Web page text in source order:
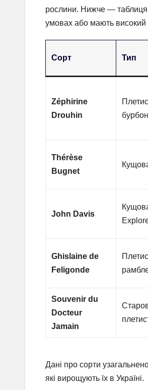
рослини. Нижче — таблиця
умовах або мають високий
Сорт Тип
Zéphirine
Drouhin
Thérèse
Bugnet
John Davis
Ghislaine de
Feligonde
Souvenir du
Docteur
Jamain
Дані про сорти
які вирощують їх в Україні.